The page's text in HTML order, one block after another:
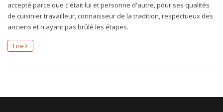
accepté parce que c'était lui et personne d'autre, pour ses qualités
de cuisinier travailleur, connaisseur de la tradition, respectueux des
anciens et n'ayant pas brûlé les étapes.
Lire